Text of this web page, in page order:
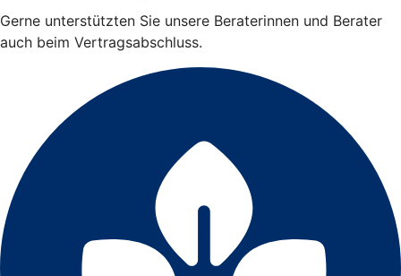
Gerne unterstützten Sie unsere Beraterinnen und Berater
auch beim Vertragsabschluss.